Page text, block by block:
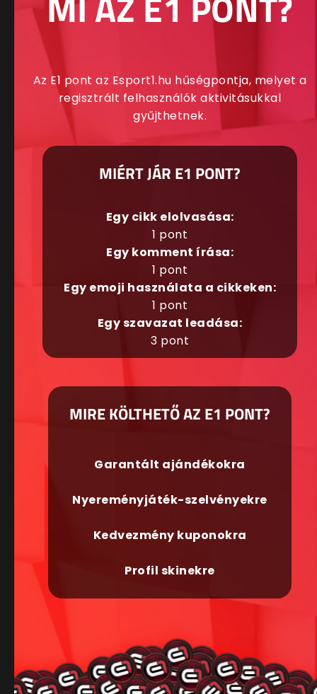
Az E1 pont az Esport1.hu hűségpontja, melyet a
regisztrált felhasználók aktivitásukkal
gyűjthetnek.
MIÉRT JÁR E1 PONT?
Egy cikk elolvasása:
1 pont
Egy komment írása:
1 pont
Egy emoji használata a cikkeken:
1 pont
Egy szavazat leadása:
3 pont
MIRE KÖLTHETŐ AZ E1 PONT?
Garantált ajándékokra
Nyereményjáték-szelvényekre
Kedvezmény kuponokra
Profil skinekre